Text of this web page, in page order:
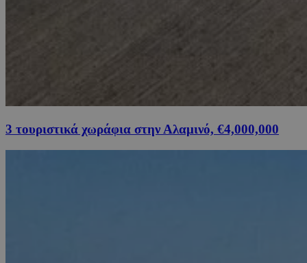
3 τουριστικά χωράφια στην Αλαμινό, €4,000,000